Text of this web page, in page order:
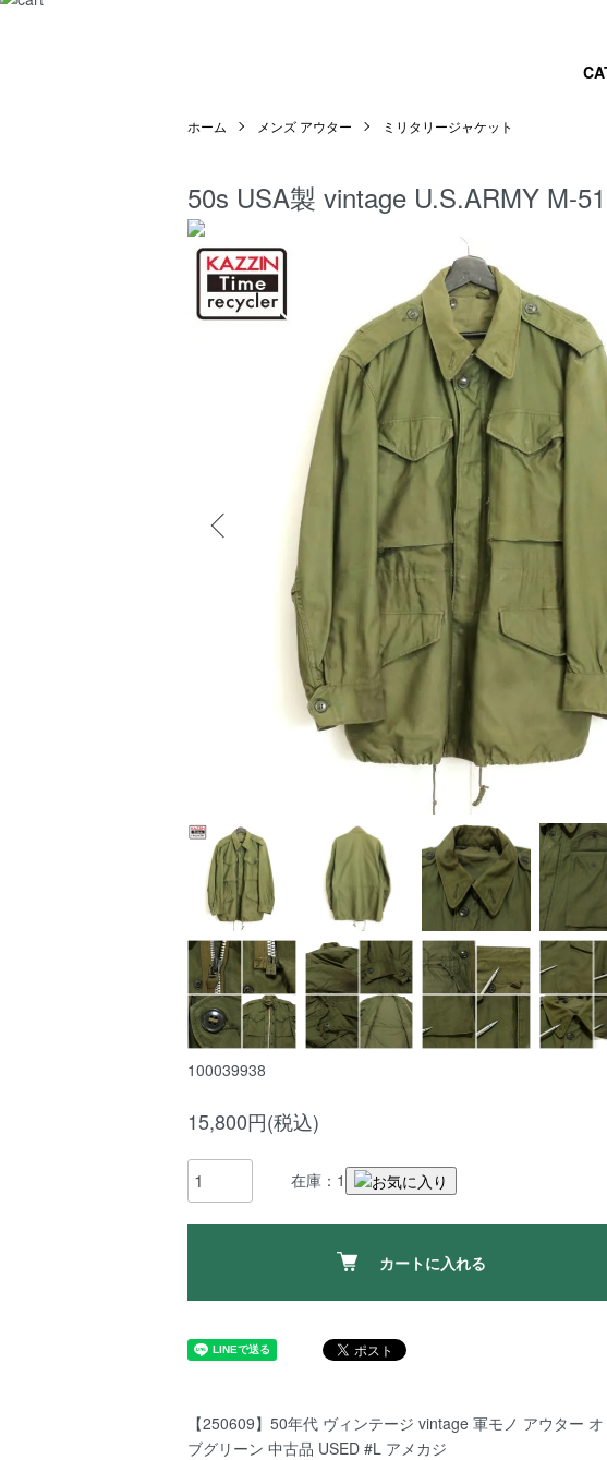
ホーム メンズ アウター ミリタリージャケット
50s USA製 vintage U.S.ARMY M-
100039938
15,800円(税込)
在庫：1
カートに入れる
【250609】50年代 ヴィンテージ vintage 軍モノ アウター
ブグリーン 中古品 USED #L アメカジ